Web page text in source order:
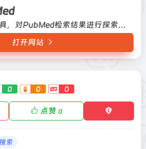
文献分析工具，对PubMed检索结果进行探索、分析的工具
打开网站
0 0 0
点赞 0
索